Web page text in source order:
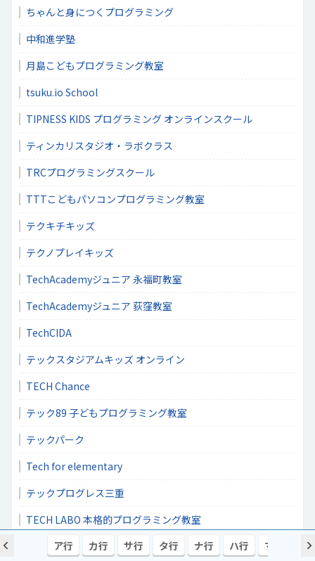
ちゃんと身につくプログラミング
中和進学塾
月島こどもプログラミング教室
tsuku.io School
TIPNESS KIDS プログラミング オンラインスクール
ティンカリスタジオ・ラボクラス
TRCプログラミングスクール
TTTこどもパソコンプログラミング教室
テクキチキッズ
テクノプレイキッズ
TechAcademyジュニア 永福町教室
TechAcademyジュニア 荻窪教室
TechCIDA
テックスタジアムキッズ オンライン
TECH Chance
テック89 子どもプログラミング教室
テックパーク
Tech for elementary
テックプログレス三重
TECH LABO 本格的プログラミング教室
プログラミング教室Techland
ア行 カ行 サ行 タ行 ナ行 ハ行 マ行